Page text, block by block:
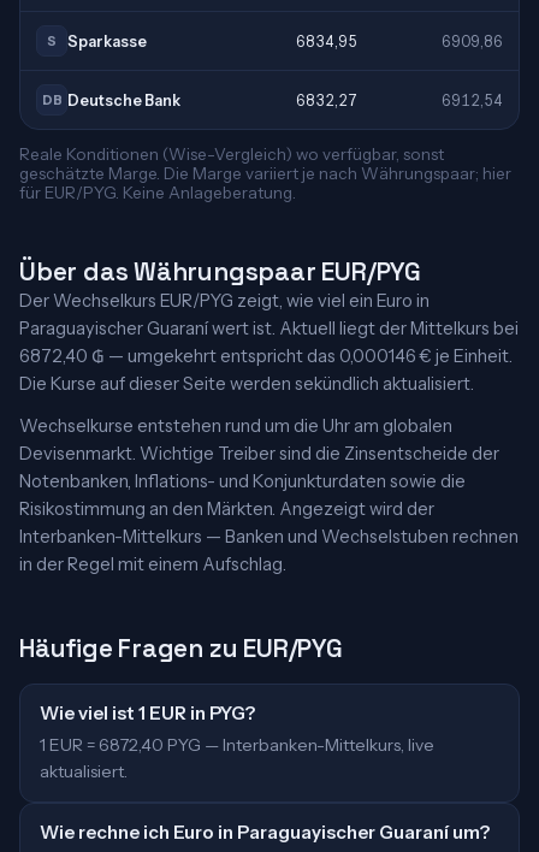
S Sparkasse 6834,95 6909,86
DB Deutsche Bank 6832,27 6912,54
Reale Konditionen (Wise-Vergleich) wo verfügbar, sonst
geschätzte Marge. Die Marge variiert je nach Währungspaar; hier
für EUR/PYG. Keine Anlageberatung.
Über das Währungspaar EUR/PYG
Der Wechselkurs EUR/PYG zeigt, wie viel ein Euro in
Paraguayischer Guaraní wert ist. Aktuell liegt der Mittelkurs bei
6872,40 ₲ — umgekehrt entspricht das 0,000146 € je Einheit.
Die Kurse auf dieser Seite werden sekündlich aktualisiert.
Wechselkurse entstehen rund um die Uhr am globalen
Devisenmarkt. Wichtige Treiber sind die Zinsentscheide der
Notenbanken, Inflations- und Konjunkturdaten sowie die
Risikostimmung an den Märkten. Angezeigt wird der
Interbanken-Mittelkurs — Banken und Wechselstuben rechnen
in der Regel mit einem Aufschlag.
Häufige Fragen zu EUR/PYG
Wie viel ist 1 EUR in PYG?
1 EUR = 6872,40 PYG — Interbanken-Mittelkurs, live
aktualisiert.
Wie rechne ich Euro in Paraguayischer Guaraní um?